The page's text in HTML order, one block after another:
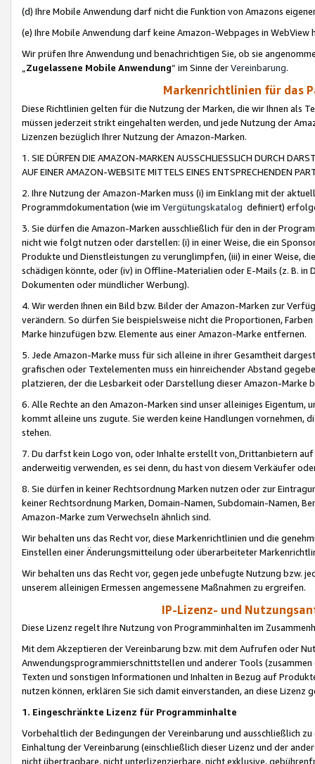
(d) Ihre Mobile Anwendung darf nicht die Funktion von Amazons
(e) Ihre Mobile Anwendung darf keine Amazon-Webpages in WebView
Wir prüfen Ihre Anwendung und benachrichtigen Sie, ob sie
„Zugelassene Mobile Anwendung“ im Sinne derVereinbarung.
Markenrichtlinien für das
Diese Richtlinien gelten für die Nutzung der Marken, die wir Ihnen als
müssen jederzeit strikt eingehalten werden, und jede Nutzung der
Lizenzen bezüglich Ihrer Nutzung der Amazon-Marken.
1. SIE DÜRFEN DIE AMAZON-MARKEN AUSSCHLIESSLICH DURCH
AUF EINER AMAZON-WEBSITE MITTELS EINES ENTSPRECHENDEN
2. Ihre Nutzung der Amazon-Marken muss (i) im Einklang mit der
Programmdokumentation (wie im Vergütungskatalog definiert)
3. Sie dürfen die Amazon-Marken ausschließlich für den in der
nicht wie folgt nutzen oder darstellen: (i) in einer Weise, die ein
Produkte und Dienstleistungen zu verunglimpfen, (iii) in einer Weise,
schädigen könnte, oder (iv) in Offline-Materialien oder E-Mails (z. B. in
Dokumenten oder mündlicher Werbung).
4. Wir werden Ihnen ein Bild bzw. Bilder der Amazon-Marken zur
verändern. So dürfen Sie beispielsweise nicht die Proportionen,
Marke hinzufügen bzw. Elemente aus einer Amazon-Marke entfernen.
5. Jede Amazon-Marke muss für sich alleine in ihrer Gesamtheit
grafischen oder Textelementen muss ein hinreichender Abstand
platzieren, der die Lesbarkeit oder Darstellung dieser Amazon-Marke
6. Alle Rechte an den Amazon-Marken sind unser alleiniges
kommt alleine uns zugute. Sie werden keine Handlungen vornehmen,
stehen.
7. Du darfst kein Logo von, oder Inhalte erstellt von,Drittanbietern auf
anderweitig verwenden, es sei denn, du hast von diesem Verkäufer
8. Sie dürfen in keiner Rechtsordnung Marken nutzen oder zur
keiner Rechtsordnung Marken, Domain-Namen, Subdomain-Namen,
Amazon-Marke zum Verwechseln ähnlich sind.
Wir behalten uns das Recht vor, diese Markenrichtlinien und die
Einstellen einer Änderungsmitteilung oder überarbeiteter
Wir behalten uns das Recht vor, gegen jede unbefugte Nutzung bzw.
unserem alleinigen Ermessen angemessene Maßnahmen zu ergreifen.
IP-Lizenz- und
Diese Lizenz regelt Ihre Nutzung von Programminhalten im
Mit dem Akzeptieren der Vereinbarung bzw. mit dem Aufrufen oder
Anwendungsprogrammierschnittstellen und anderer Tools (zusammen
Texten und sonstigen Informationen und Inhalten in Bezug auf
nutzen können, erklären Sie sich damit einverstanden, an diese Lizenz
1. Eingeschränkte Lizenz für Programminhalte
Vorbehaltlich der Bedingungen der Vereinbarung und ausschließlich
Einhaltung der Vereinbarung (einschließlich dieser Lizenz und der
nicht übertragbare, nicht unterlizenzierbare, nicht exklusive,